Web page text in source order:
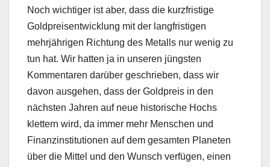
Noch wichtiger ist aber, dass die kurzfristige
Goldpreisentwicklung mit der langfristigen
mehrjährigen Richtung des Metalls nur wenig zu
tun hat. Wir hatten ja in unseren jüngsten
Kommentaren darüber geschrieben, dass wir
davon ausgehen, dass der Goldpreis in den
nächsten Jahren auf neue historische Hochs
klettern wird, da immer mehr Menschen und
Finanzinstitutionen auf dem gesamten Planeten
über die Mittel und den Wunsch verfügen, einen